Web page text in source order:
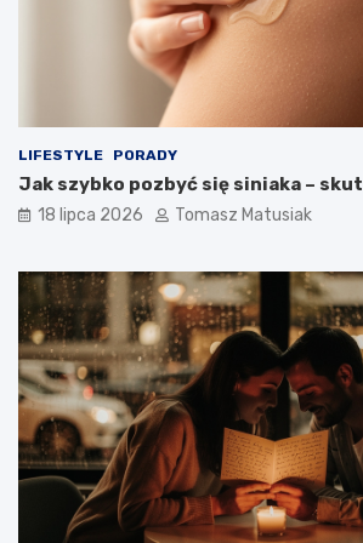
LIFESTYLE PORADY
Jak szybko pozbyć się siniaka –
18 lipca 2026 Tomasz Matusiak